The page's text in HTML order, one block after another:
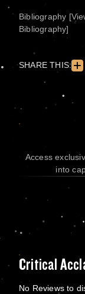
Bibliography
Bibliography]
SHARE THIS:
Access
into
Critical
No Reviews to